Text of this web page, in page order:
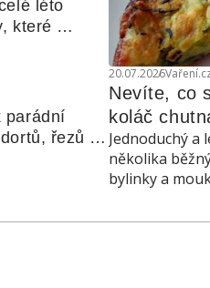
20.07.2026
Nevíte, co
koláč
Jednoduchý a
několika
bylinky a
léto
které
nebo
parádní
řezů a